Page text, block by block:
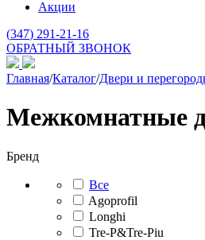
Акции
(347) 291-21-16
ОБРАТНЫЙ ЗВОНОК
Главная/Каталог/Двери и
Межкомнатные
Бренд
Все
Agoprofil
Longhi
Tre-P&Tre-Piu